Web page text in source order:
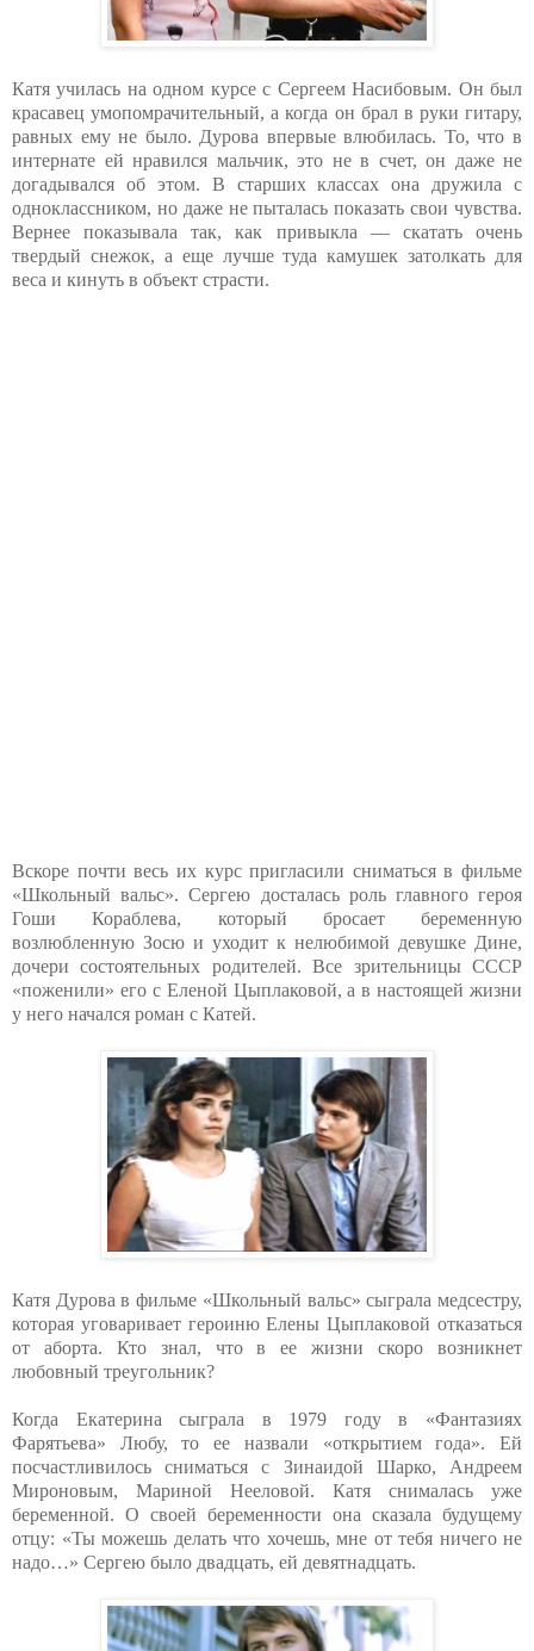
Катя училась на одном курсе с Сергеем Насибовым. Он был
красавец умопомрачительный, а когда он брал в руки гитару,
равных ему не было. Дурова впервые влюбилась. То, что в
интернате ей нравился мальчик, это не в счет, он даже не
догадывался об этом. В старших классах она дружила с
одноклассником, но даже не пыталась показать свои чувства.
Вернее показывала так, как привыкла — скатать очень
твердый снежок, а еще лучше туда камушек затолкать для
веса и кинуть в объект страсти.
Вскоре почти весь их курс пригласили сниматься в фильме
«Школьный вальс». Сергею досталась роль главного героя
Гоши Кораблева, который бросает беременную
возлюбленную Зосю и уходит к нелюбимой девушке Дине,
дочери состоятельных родителей. Все зрительницы СССР
«поженили» его с Еленой Цыплаковой, а в настоящей жизни
у него начался роман с Катей.
Катя Дурова в фильме «Школьный вальс» сыграла медсестру,
которая уговаривает героиню Елены Цыплаковой отказаться
от аборта. Кто знал, что в ее жизни скоро возникнет
любовный треугольник?
Когда Екатерина сыграла в 1979 году в «Фантазиях
Фарятьева» Любу, то ее назвали «открытием года». Ей
посчастливилось сниматься с Зинаидой Шарко, Андреем
Мироновым, Мариной Нееловой. Катя снималась уже
беременной. О своей беременности она сказала будущему
отцу: «Ты можешь делать что хочешь, мне от тебя ничего не
надо…» Сергею было двадцать, ей девятнадцать.